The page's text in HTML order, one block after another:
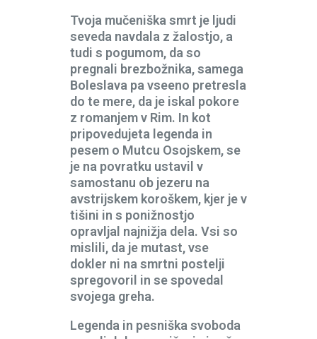
Tvoja mučeniška smrt je ljudi
seveda navdala z žalostjo, a
tudi s pogumom, da so
pregnali brezbožnika, samega
Boleslava pa vseeno pretresla
do te mere, da je iskal pokore
z romanjem v Rim. In kot
pripovedujeta legenda in
pesem o Mutcu Osojskem, se
je na povratku ustavil v
samostanu ob jezeru na
avstrijskem koroškem, kjer je v
tišini in s ponižnostjo
opravljal najnižja dela. Vsi so
mislili, da je mutast, vse
dokler ni na smrtni postelji
spregovoril in se spovedal
svojega greha.
Legenda in pesniška svoboda